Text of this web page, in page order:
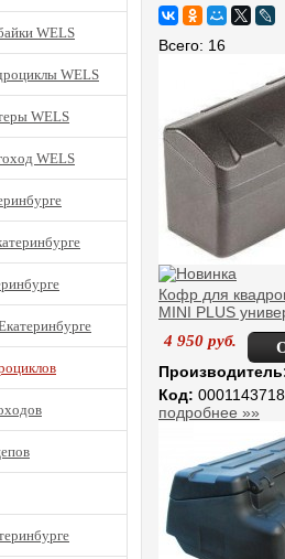
Всего: 16
Кофр для
MINI PLUS
4 950 руб.
Код:
подробнее »»
WELS
WELS
WELS
WELS